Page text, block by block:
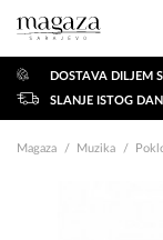
DOSTAVA DILJEM
SLANJE ISTOG
Magaza Muzika